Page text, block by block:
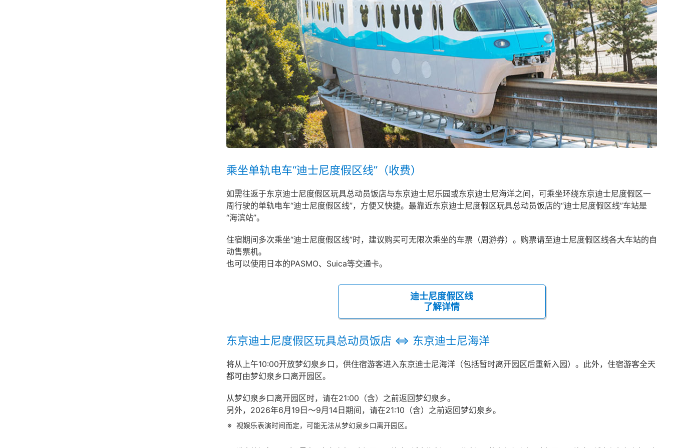
乘坐单轨电车“迪士尼度假区线”（收费）
如需往返于东京迪士尼度假区玩具总动员饭店与东京迪士尼乐园或东京迪士尼海洋之间，可乘坐环绕东京迪士尼度假区一
周行驶的单轨电车“迪士尼度假区线”，方便又快捷。最靠近东京迪士尼度假区玩具总动员饭店的“迪士尼度假区线”车站是
“海滨站”。
住宿期间多次乘坐“迪士尼度假区线”时，建议购买可无限次乘坐的车票（周游券）。购票请至迪士尼度假区线各大车站的自
动售票机。
也可以使用日本的PASMO、Suica等交通卡。
迪士尼度假区线
了解详情
东京迪士尼度假区玩具总动员饭店 ⇔ 东京迪士尼海洋
将从上午10:00开放梦幻泉乡口，供住宿游客进入东京迪士尼海洋（包括暂时离开园区后重新入园）。此外，住宿游客全天
都可由梦幻泉乡口离开园区。
从梦幻泉乡口离开园区时，请在21:00（含）之前返回梦幻泉乡。
另外，2026年6月19日～9月14日期间，请在21:10（含）之前返回梦幻泉乡。
视娱乐表演时间而定，可能无法从梦幻泉乡口离开园区。